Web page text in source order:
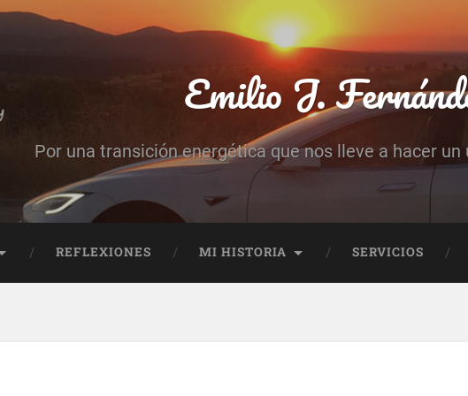
Emilio J.
Por una transición energética que nos lleve a hacer
REFLEXIONES MI HISTORIA SERVICIOS